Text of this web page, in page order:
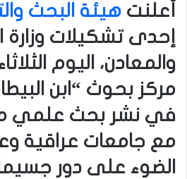
أعلنت هيئة البحث
إحدى تشكيلات وزارة
والمعادن، اليوم
مركز بحوث “ابن
في نشر بحث علمي
مع جامعات عراقية
الضوء على دور